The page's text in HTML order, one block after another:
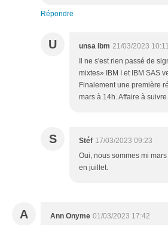
Répondre
U unsa ibm 21/03/2023 10:11
Il ne s'est rien passé de
mixtes» IBM I et IBM SAS
Finalement une première
mars à 14h. Affaire à
S Stéf 17/03/2023 09:23
Oui, nous sommes mi
en juillet.
A Ann Onyme 01/03/2023 17:42